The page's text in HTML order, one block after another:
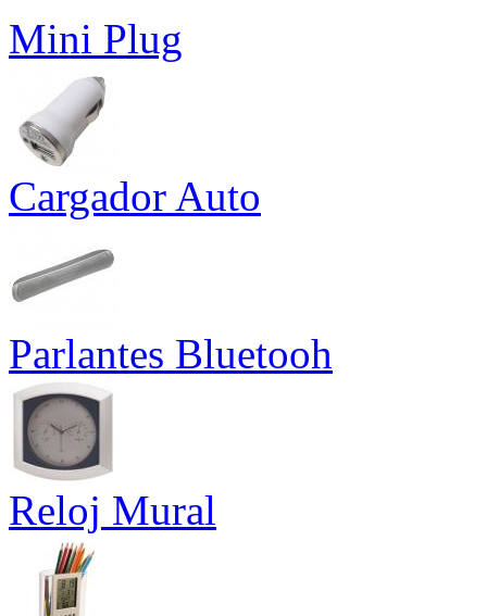
Mini Plug
Cargador Auto
Parlantes Bluetooh
Reloj Mural